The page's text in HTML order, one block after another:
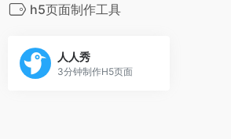
h5页面制作工具
人人秀
3分钟制作H5页面